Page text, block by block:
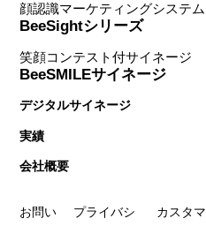
顔認識マーケティングシステム
BeeSightシリーズ
笑顔コンテスト付サイネージ
BeeSMILEサイネージ
デジタルサイネージ
実績
会社概要
お問い プライバシ カスタ